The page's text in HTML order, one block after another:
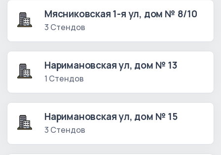
Мясниковская 1-я ул, дом № 8/10
3 Стендов
Наримановская ул, дом № 13
1 Стендов
Наримановская ул, дом № 15
3 Стендов